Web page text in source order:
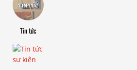
Tin tức